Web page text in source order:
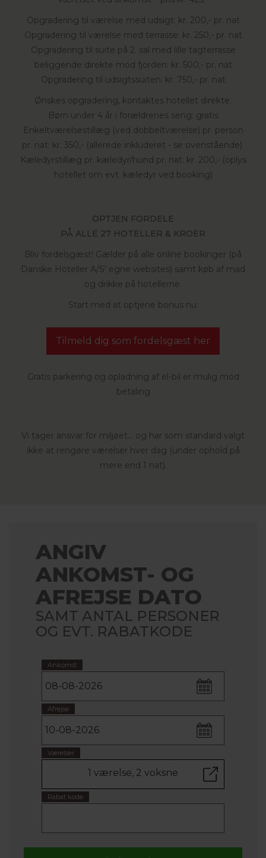
Opgradering til værelse med udsigt: kr. 200,- pr. nat
Opgradering til værelse med terrasse: kr. 250,- pr. nat
Opgradering til suite på 2. sal med lille tagterrasse
beliggende direkte mod fjorden: kr. 500,- pr. nat
Opgradering til udsigtssuiten: kr. 750,- pr. nat
Ønskes opgradering, kontaktes hotellet direkte.
Børn under 4 år i forældrenes seng: gratis
Enkeltværelsestillæg (ved dobbeltværelse) pr. person
pr. nat: kr. 350,- (allerede inkluderet - se ovenstående)
Kæledyrstillæg pr. kæledyr/hund pr. nat: kr. 200,- (oplys
hotellet om evt. kæledyr ved booking)
OPTJEN FORDELE
PÅ ALLE 27 HOTELLER & KROER
Bliv fordelsgæst! Gælder på alle online bookinger (på
Danske Hoteller A/S' egne websites) samt køb af mad
og drikke på hotellerne.
Start med at optjene bonus nu:
Tilmeld dig som fordelsgæst her
Gratis parkering og opladning af el-bil er mulig mod
betaling
Vi tager ansvar for miljøet... og har som standard valgt
ikke at rengøre værelser hver dag (under ophold på
mere end 1 nat).
ANGIV
ANKOMST- OG
AFREJSE DATO
SAMT ANTAL PERSONER
OG EVT. RABATKODE
Ankomst
Afrejse
Værelser
1 værelse, 2 voksne
Rabat kode